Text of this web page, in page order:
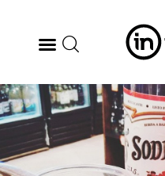
BODEGAS
GASTRONOMÍA